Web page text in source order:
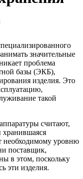
значительные
проблема
базы (ЭКБ),
изделия. Это
такой
считают,
хранившаяся
необходимому уровню
поставщик,
в этом, поскольку
эти изделия.